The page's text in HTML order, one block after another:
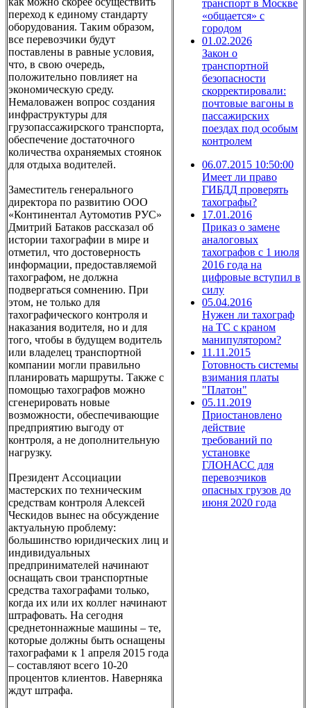
переход к единому стандарту
оборудования. Таким образом,
все перевозчики будут
поставлены в равные условия,
что, в свою очередь,
положительно повлияет на
экономическую среду.
Немаловажен вопрос создания
инфраструктуры для
грузопассажирского транспорта,
обеспечение достаточного
количества охраняемых стоянок
для отдыха водителей.
Заместитель генерального
директора по развитию ООО
«Континентал Аутомотив РУС»
Дмитрий Батаков рассказал об
истории тахографии в мире и
отметил, что достоверность
информации, предоставляемой
тахографом, не должна
подвергаться сомнению. При
этом, не только для
тахографического контроля и
наказания водителя, но и для
того, чтобы в будущем водитель
или владелец транспортной
компании могли правильно
планировать маршруты. Также с
помощью тахографов можно
сгенерировать новые
возможности, обеспечивающие
предприятию выгоду от
контроля, а не дополнительную
нагрузку.
Президент Ассоциации
мастерских по техническим
средствам контроля Алексей
Ческидов вынес на обсуждение
актуальную проблему:
большинство юридических лиц и
индивидуальных
предпринимателей начинают
оснащать свои транспортные
средства тахографами только,
когда их или их коллег начинают
штрафовать. На сегодня
среднетоннажные машины – те,
которые должны быть оснащены
тахографами к 1 апреля 2015 года
– составляют всего 10-20
процентов клиентов. Наверняка
ждут штрафа.
транспорт в Москве
«общается» с
городом
01.02.2026
Закон о
транспортной
безопасности
скорректировали:
почтовые вагоны в
пассажирских
поездах под особым
контролем
06.07.2015 10:50:00
Имеет ли право
ГИБДД проверять
тахографы?
17.01.2016
Приказ о замене
аналоговых
тахографов с 1 июля
2016 года на
цифровые вступил в
силу
05.04.2016
Нужен ли тахограф
на ТС с краном
манипулятором?
11.11.2015
Готовность системы
взимания платы
"Платон"
05.11.2019
Приостановлено
действие
требований по
установке
ГЛОНАСС для
перевозчиков
опасных грузов до
июня 2020 года